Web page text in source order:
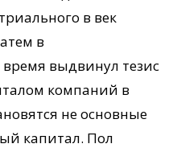
в век
в
выдвинул тезис
компаний в
не основные
капитал. Пол